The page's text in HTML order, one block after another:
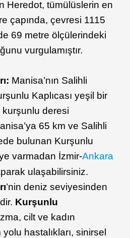
Heredot, tümülüslerin en
çapında, çevresi 1115
69 metre ölçülerindeki
vurgulamıştır.
Manisa’nın Salihli
Kaplıcası yeşil bir
deresi
65 km ve Salihli
bulunan Kurşunlu
varmadan İzmir-Ankara
ulaşabilirsiniz.
’nin deniz seviyesinden
Kurşunlu
cilt ve kadın
hastalıkları, sinirsel